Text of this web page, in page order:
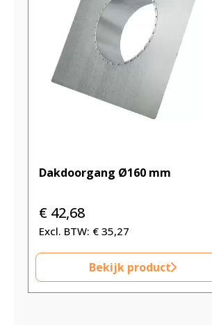
Dakdoorgang Ø160 mm
€ 42,68
€ 35,27
Bekijk product